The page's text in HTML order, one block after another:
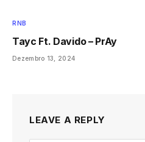
RNB
Tayc Ft. Davido – PrAy
Dezembro 13, 2024
LEAVE A REPLY